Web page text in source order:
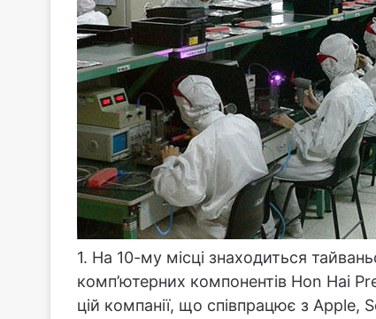
1. На 10-му місці знаходиться
комп’ютерних компонентів Hon Hai
цій компанії, що співпрацює з